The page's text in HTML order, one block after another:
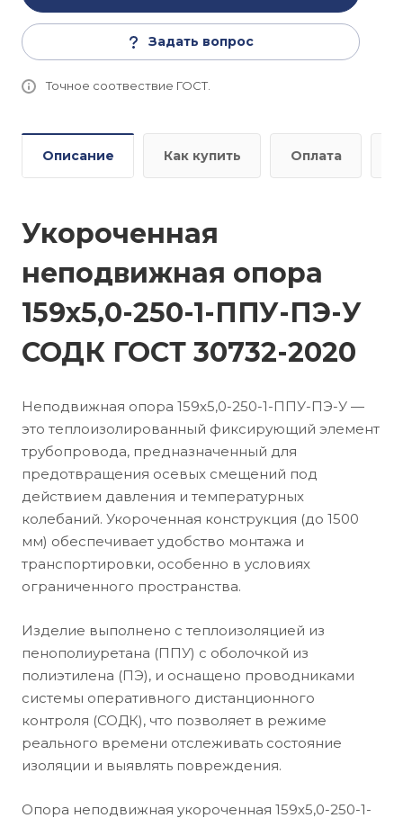
Задать вопрос
Точное соотвествие ГОСТ.
Описание Как купить Оплата
Укороченная
неподвижная опора
159х5,0-250-1-ППУ-ПЭ-У
СОДК ГОСТ 30732-2020
Неподвижная опора 159х5,0-250-1-ППУ-ПЭ-У —
это теплоизолированный фиксирующий элемент
трубопровода, предназначенный для
предотвращения осевых смещений под
действием давления и температурных
колебаний. Укороченная конструкция (до 1500
мм) обеспечивает удобство монтажа и
транспортировки, особенно в условиях
ограниченного пространства.
Изделие выполнено с теплоизоляцией из
пенополиуретана (ППУ) с оболочкой из
полиэтилена (ПЭ), и оснащено проводниками
системы оперативного дистанционного
контроля (СОДК), что позволяет в режиме
реального времени отслеживать состояние
изоляции и выявлять повреждения.
Опора неподвижная укороченная 159х5,0-250-1-